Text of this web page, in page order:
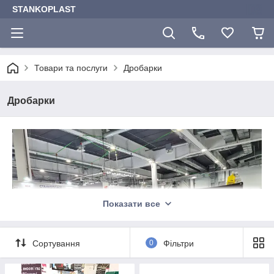
STANKOPLAST
Товари та послуги Дробарки
Дробарки
Показати все
Сортування 0 Фільтри